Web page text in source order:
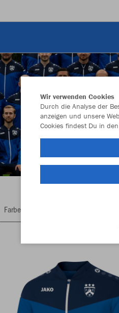
Farbe
Wir verwenden Cookies
Durch die Analyse der
anzeigen und unsere
Cookies findest Du in